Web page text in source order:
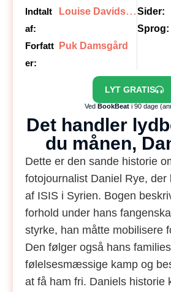
Indtalt
af:
L
ouise Davidsen
Forfatt
er:
Puk Damsgård
Sider:
Sprog:
LYT GRATIS
Ved BookBeati 90 dage
Det handler
du månen,
Dette er den sande historie
fotojournalist Daniel Rye, der
af ISIS i Syrien. Bogen
forhold under hans
styrke, han måtte mobilisere
Den følger også hans families
følelsesmæssige kamp og
at få ham fri. Daniels historie